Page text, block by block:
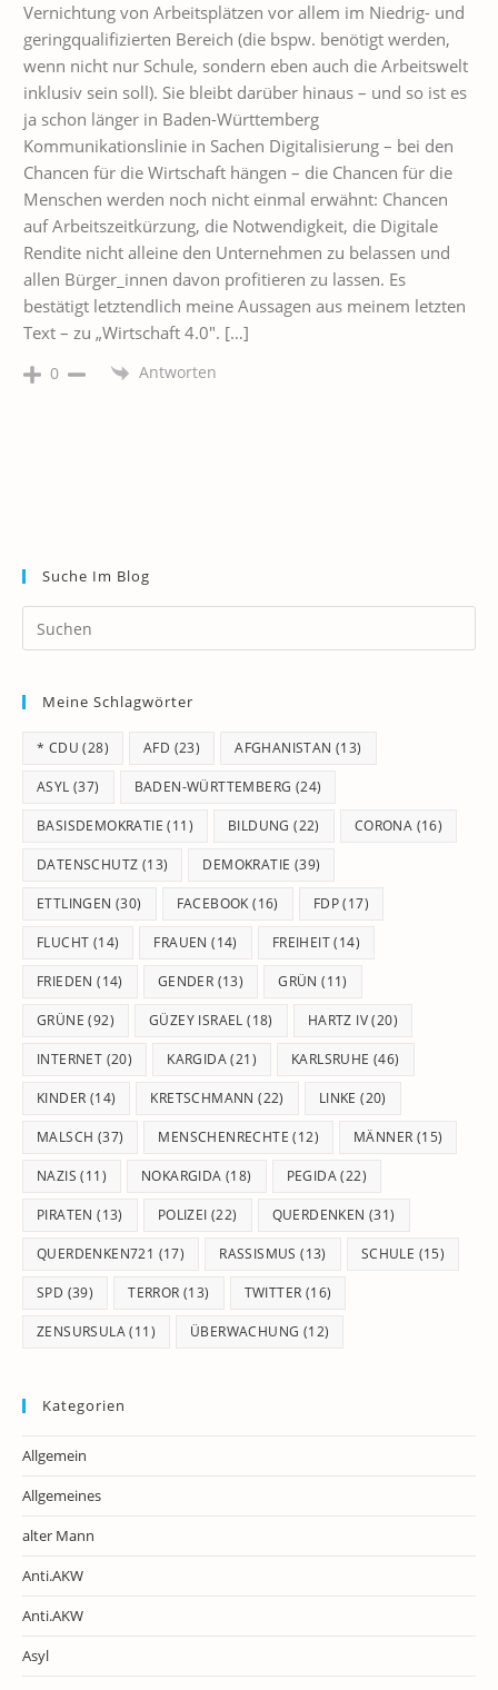
Vernichtung von Arbeitsplätzen vor allem im Niedrig- und
geringqualifizierten Bereich (die bspw. benötigt werden,
wenn nicht nur Schule, sondern eben auch die Arbeitswelt
inklusiv sein soll). Sie bleibt darüber hinaus – und so ist es
ja schon länger in Baden-Württemberg
Kommunikationslinie in Sachen Digitalisierung – bei den
Chancen für die Wirtschaft hängen – die Chancen für die
Menschen werden noch nicht einmal erwähnt: Chancen
auf Arbeitszeitkürzung, die Notwendigkeit, die Digitale
Rendite nicht alleine den Unternehmen zu belassen und
allen Bürger_innen davon profitieren zu lassen. Es
bestätigt letztendlich meine Aussagen aus meinem letzten
Text – zu „Wirtschaft 4.0″. […]
0 Antworten
Suche Im Blog
Meine Schlagwörter
* CDU (28) AFD (23) AFGHANISTAN (13)
ASYL (37) BADEN-WÜRTTEMBERG (24)
BASISDEMOKRATIE (11) BILDUNG (22) CORONA (16)
DATENSCHUTZ (13) DEMOKRATIE (39)
ETTLINGEN (30) FACEBOOK (16) FDP(17)
FLUCHT (14) FRAUEN (14) FREIHEIT(14)
FRIEDEN (14) GENDER (13) GRÜN (11)
GRÜNE (92) GÜZEY ISRAEL (18) HARTZ IV(20)
INTERNET (20) KARGIDA(21) KARLSRUHE (46)
KINDER (14) KRETSCHMANN (22) LINKE (20)
MALSCH (37) MENSCHENRECHTE (12) MÄNNER (15)
NAZIS (11) NOKARGIDA (18) PEGIDA(22)
PIRATEN (13) POLIZEI (22) QUERDENKEN (31)
QUERDENKEN721 (17) RASSISMUS (13) SCHULE (15)
SPD (39) TERROR (13) TWITTER (16)
ZENSURSULA(11) ÜBERWACHUNG (12)
Kategorien
Allgemein
Allgemeines
alter Mann
Anti.AKW
Anti.AKW
Asyl